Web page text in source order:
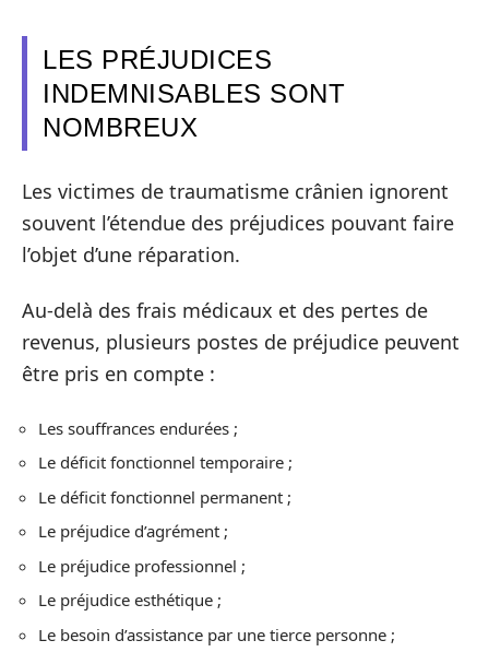
LES PRÉJUDICES
INDEMNISABLES SONT
NOMBREUX
Les victimes de traumatisme crânien ignorent
souvent l’étendue des préjudices pouvant faire
l’objet d’une réparation.
Au-delà des frais médicaux et des pertes de
revenus, plusieurs postes de préjudice peuvent
être pris en compte :
Les souffrances endurées ;
Le déficit fonctionnel temporaire ;
Le déficit fonctionnel permanent ;
Le préjudice d’agrément ;
Le préjudice professionnel ;
Le préjudice esthétique ;
Le besoin d’assistance par une tierce personne ;